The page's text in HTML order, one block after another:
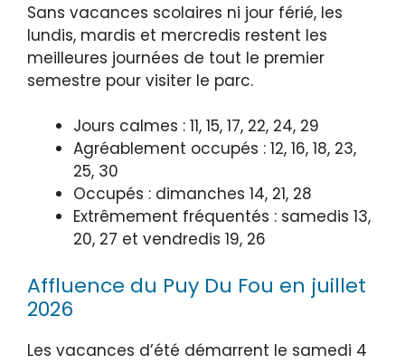
Sans vacances scolaires ni jour férié, les
lundis, mardis et mercredis restent les
meilleures journées de tout le premier
semestre pour visiter le parc.
Jours calmes : 11, 15, 17, 22, 24, 29
Agréablement occupés : 12, 16, 18, 23,
25, 30
Occupés : dimanches 14, 21, 28
Extrêmement fréquentés : samedis 13,
20, 27 et vendredis 19, 26
Affluence du Puy Du Fou en juillet
2026
Les vacances d’été démarrent le samedi 4